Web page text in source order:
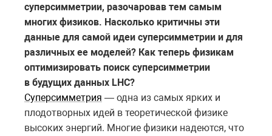
суперсимметрии, разочаровав тем самым
многих физиков. Насколько критичны эти
данные для самой идеи суперсимметрии и для
различных ее моделей? Как теперь физикам
оптимизировать поиск суперсимметрии
в будущих данных LHC?
Суперсимметрия — одна из самых ярких и
плодотворных идей в теоретической физике
высоких энергий. Многие физики надеются, что